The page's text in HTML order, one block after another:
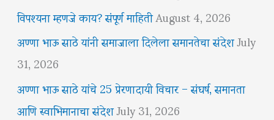
विपश्यना म्हणजे काय? संपूर्ण माहितीAugust 4, 2026
अण्णा भाऊ साठे यांनी समाजाला दिलेला समानतेचा संदेशJuly
31, 2026
अण्णा भाऊ साठे यांचे 25 प्रेरणादायी विचार – संघर्ष, समानता
आणि स्वाभिमानाचा संदेशJuly 31, 2026